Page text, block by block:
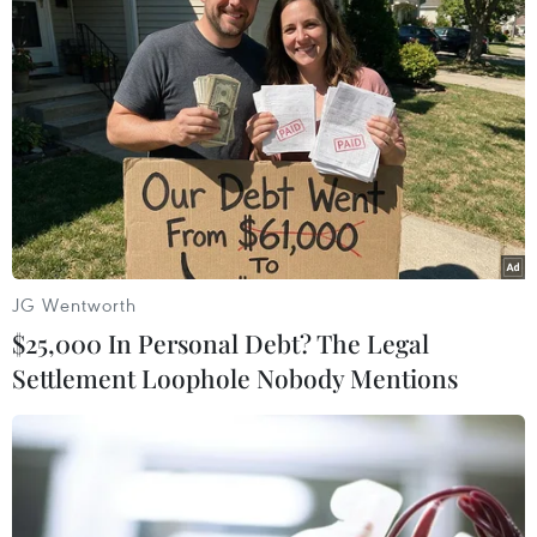
Facebook, thực hiện việc phát trực tiếp các
video, đăng tải các bài viết, trạng thái, chia sẻ
trên tài khoản cá nhân các nội dung liên quan
đến sự việc ở xã Đồng Tâm.
Từ đó, bị cáo Tâm mong muốn Tòa phúc thẩm
xem xét, chỉ xử lý bị cáo về vi phạm hành chính.
Còn bị cáo Trịnh Bá Phương tiếp tục không khai
nhận hành vi phạm tội, không thành khẩn,
chống đối.
JG Wentworth
$25,000 In Personal Debt? The Legal
Settlement Loophole Nobody Mentions